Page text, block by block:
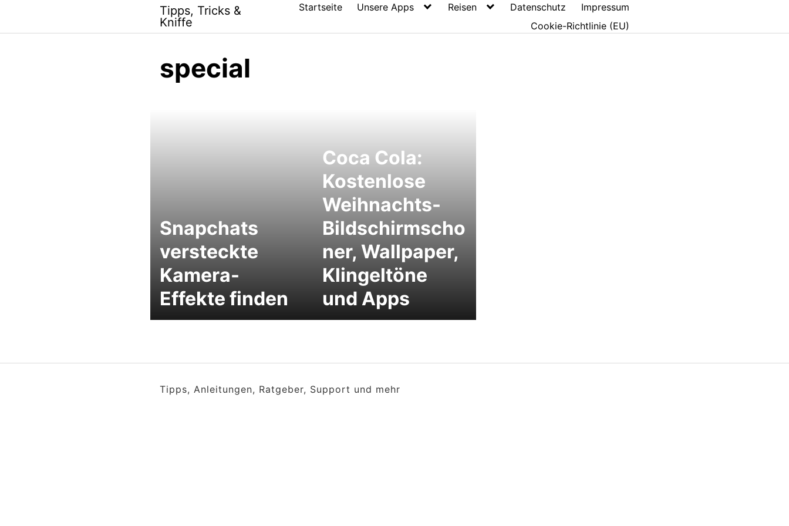
content
Tipps, Tricks &
Kniffe
Startseite Unsere Apps Reisen Datenschutz
Impressum
Cookie-Richtlinie (EU)
special
Snapchats
versteckte
Kamera-
Effekte finden
Coca Cola:
Kostenlose
Weihnachts-
Bildschirmscho
ner, Wallpaper,
Klingeltöne
und Apps
Tipps, Anleitungen, Ratgeber, Support und mehr